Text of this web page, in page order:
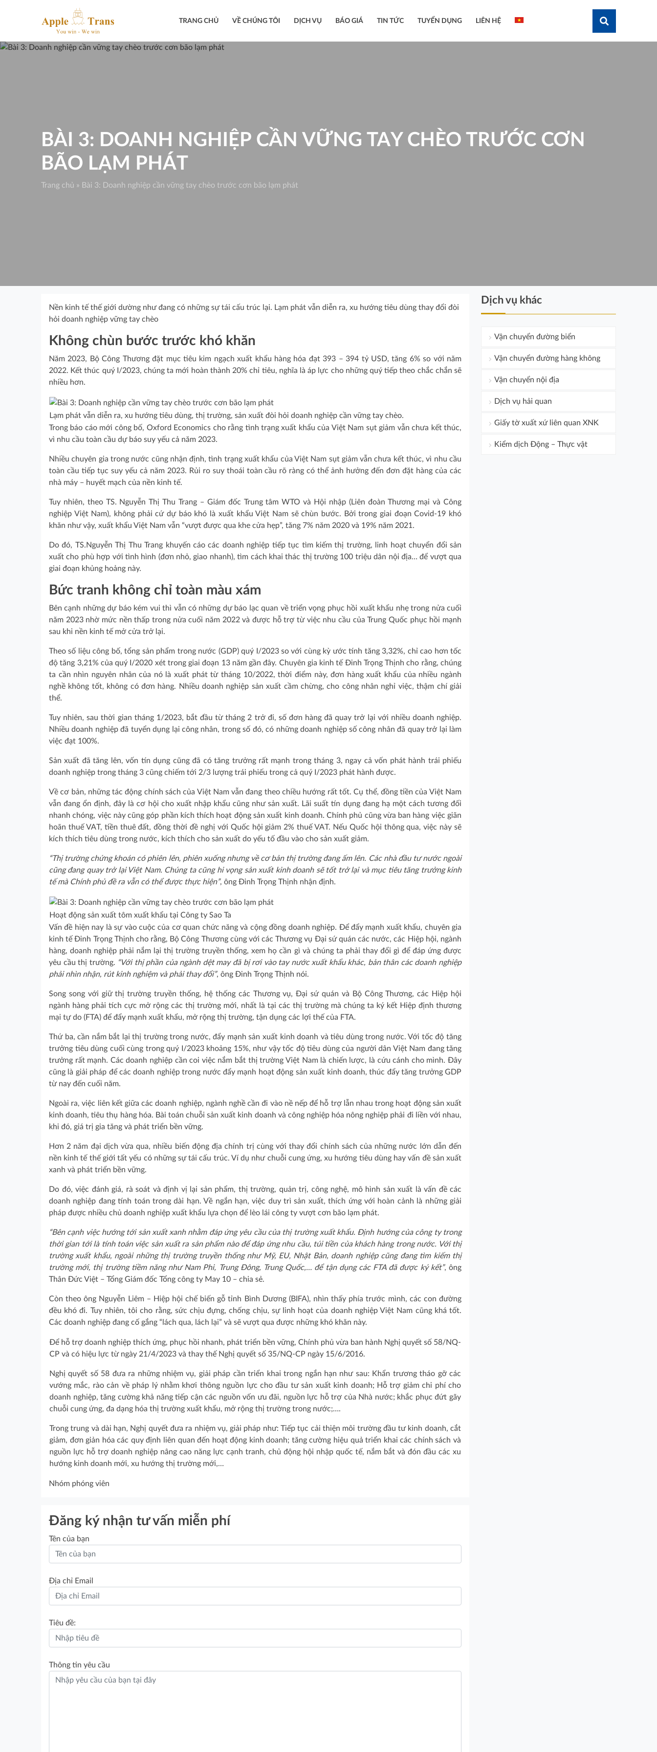
TRANG CHỦ VỀ CHÚNG TÔI DỊCH VỤ BÁO GIÁ TIN TỨC TUYỂN DỤNG LIÊN HỆ
BÀI 3: DOANH NGHIỆP CẦN VỮNG TAY CHÈO TRƯỚC CƠN
BÃO LẠM PHÁT
Trang chủ » Bài 3: Doanh nghiệp cần vững tay chèo trước cơn bão lạm phát
Nền kinh tế thế giới dường như đang có những sự tái cấu trúc lại. Lạm phát vẫn diễn ra, xu hướng tiêu dùng thay đổi đòi
hỏi doanh nghiệp vững tay chèo
Không chùn bước trước khó khăn
Năm 2023, Bộ Công Thương đặt mục tiêu kim ngạch xuất khẩu hàng hóa đạt 393 – 394 tỷ USD, tăng 6% so với năm
2022. Kết thúc quý I/2023, chúng ta mới hoàn thành 20% chỉ tiêu, nghĩa là áp lực cho những quý tiếp theo chắc chắn sẽ
nhiều hơn.
Lạm phát vẫn diễn ra, xu hướng tiêu dùng, thị trường, sản xuất đòi hỏi doanh nghiệp cần vững tay chèo.
Trong báo cáo mới công bố, Oxford Economics cho rằng tình trạng xuất khẩu của Việt Nam sụt giảm vẫn chưa kết thúc,
vì nhu cầu toàn cầu dự báo suy yếu cả năm 2023.
Nhiều chuyên gia trong nước cũng nhận định, tình trạng xuất khẩu của Việt Nam sụt giảm vẫn chưa kết thúc, vì nhu cầu
toàn cầu tiếp tục suy yếu cả năm 2023. Rủi ro suy thoái toàn cầu rõ ràng có thể ảnh hưởng đến đơn đặt hàng của các
nhà máy – huyết mạch của nền kinh tế.
Tuy nhiên, theo TS. Nguyễn Thị Thu Trang – Giám đốc Trung tâm WTO và Hội nhập (Liên đoàn Thương mại và Công
nghiệp Việt Nam), không phải cứ dự báo khó là xuất khẩu Việt Nam sẽ chùn bước. Bởi trong giai đoạn Covid-19 khó
khăn như vậy, xuất khẩu Việt Nam vẫn “vượt được qua khe cửa hẹp”, tăng 7% năm 2020 và 19% năm 2021.
Do đó, TS.Nguyễn Thị Thu Trang khuyến cáo các doanh nghiệp tiếp tục tìm kiếm thị trường, linh hoạt chuyển đổi sản
xuất cho phù hợp với tình hình (đơn nhỏ, giao nhanh), tìm cách khai thác thị trường 100 triệu dân nội địa… để vượt qua
giai đoạn khủng hoảng này.
Bức tranh không chỉ toàn màu xám
Bên cạnh những dự báo kém vui thì vẫn có những dự báo lạc quan về triển vọng phục hồi xuất khẩu nhẹ trong nửa cuối
năm 2023 nhờ mức nền thấp trong nửa cuối năm 2022 và được hỗ trợ từ việc nhu cầu của Trung Quốc phục hồi mạnh
sau khi nền kinh tế mở cửa trở lại.
Theo số liệu công bố, tổng sản phẩm trong nước (GDP) quý I/2023 so với cùng kỳ ước tính tăng 3,32%, chỉ cao hơn tốc
độ tăng 3,21% của quý I/2020 xét trong giai đoạn 13 năm gần đây. Chuyên gia kinh tế Đinh Trọng Thịnh cho rằng, chúng
ta cần nhìn nguyên nhân của nó là xuất phát từ tháng 10/2022, thời điểm này, đơn hàng xuất khẩu của nhiều ngành
nghề không tốt, không có đơn hàng. Nhiều doanh nghiệp sản xuất cầm chừng, cho công nhân nghỉ việc, thậm chí giải
thể.
Tuy nhiên, sau thời gian tháng 1/2023, bắt đầu từ tháng 2 trở đi, số đơn hàng đã quay trở lại với nhiều doanh nghiệp.
Nhiều doanh nghiệp đã tuyển dụng lại công nhân, trong số đó, có những doanh nghiệp số công nhân đã quay trở lại làm
việc đạt 100%.
Sản xuất đã tăng lên, vốn tín dụng cũng đã có tăng trưởng rất mạnh trong tháng 3, ngay cả vốn phát hành trái phiếu
doanh nghiệp trong tháng 3 cũng chiếm tới 2/3 lượng trái phiếu trong cả quý I/2023 phát hành được.
Về cơ bản, những tác động chính sách của Việt Nam vẫn đang theo chiều hướng rất tốt. Cụ thể, đồng tiền của Việt Nam
vẫn đang ổn định, đây là cơ hội cho xuất nhập khẩu cũng như sản xuất. Lãi suất tín dụng đang hạ một cách tương đối
nhanh chóng, việc này cũng góp phần kích thích hoạt động sản xuất kinh doanh. Chính phủ cũng vừa ban hàng việc giãn
hoãn thuế VAT, tiền thuê đất, đồng thời đề nghị với Quốc hội giảm 2% thuế VAT. Nếu Quốc hội thông qua, việc này sẽ
kích thích tiêu dùng trong nước, kích thích cho sản xuất do yếu tố đầu vào cho sản xuất giảm.
“Thị trường chứng khoán có phiên lên, phiên xuống nhưng về cơ bản thị trường đang ấm lên. Các nhà đầu tư nước ngoài
cũng đang quay trở lại Việt Nam. Chúng ta cũng hi vọng sản xuất kinh doanh sẽ tốt trở lại và mục tiêu tăng trưởng kinh
tế mà Chính phủ đề ra vẫn có thể được thực hiện”, ông Đinh Trọng Thịnh nhận định.
Hoạt động sản xuất tôm xuất khẩu tại Công ty Sao Ta
Vấn đề hiện nay là sự vào cuộc của cơ quan chức năng và cộng đồng doanh nghiệp. Để đẩy mạnh xuất khẩu, chuyên gia
kinh tế Đinh Trọng Thịnh cho rằng, Bộ Công Thương cùng với các Thương vụ Đại sứ quán các nước, các Hiệp hội, ngành
hàng, doanh nghiệp phải nắm lại thị trường truyền thống, xem họ cần gì và chúng ta phải thay đổi gì để đáp ứng được
yêu cầu thị trường. “Với thị phần của ngành dệt may đã bị rơi vào tay nước xuất khẩu khác, bản thân các doanh nghiệp
phải nhìn nhận, rút kinh nghiệm và phải thay đổi”, ông Đinh Trọng Thịnh nói.
Song song với giữ thị trường truyền thống, hệ thống các Thương vụ, Đại sứ quán và Bộ Công Thương, các Hiệp hội
ngành hàng phải tích cực mở rộng các thị trường mới, nhất là tại các thị trường mà chúng ta ký kết Hiệp định thương
mại tự do (FTA) để đẩy mạnh xuất khẩu, mở rộng thị trường, tận dụng các lợi thế của FTA.
Thứ ba, cần nắm bắt lại thị trường trong nước, đẩy mạnh sản xuất kinh doanh và tiêu dùng trong nước. Với tốc độ tăng
trưởng tiêu dùng cuối cùng trong quý I/2023 khoảng 15%, như vậy tốc độ tiêu dùng của người dân Việt Nam đang tăng
trưởng rất mạnh. Các doanh nghiệp cần coi việc nắm bắt thị trường Việt Nam là chiến lược, là cứu cánh cho mình. Đây
cũng là giải pháp để các doanh nghiệp trong nước đẩy mạnh hoạt động sản xuất kinh doanh, thúc đẩy tăng trưởng GDP
từ nay đến cuối năm.
Ngoài ra, việc liên kết giữa các doanh nghiệp, ngành nghề cần đi vào nề nếp để hỗ trợ lẫn nhau trong hoạt động sản xuất
kinh doanh, tiêu thụ hàng hóa. Bài toán chuỗi sản xuất kinh doanh và công nghiệp hóa nông nghiệp phải đi liền với nhau,
khi đó, giá trị gia tăng và phát triển bền vững.
Hơn 2 năm đại dịch vừa qua, nhiều biến động địa chính trị cùng với thay đổi chính sách của những nước lớn dẫn đến
nền kinh tế thế giới tất yếu có những sự tái cấu trúc. Ví dụ như chuỗi cung ứng, xu hướng tiêu dùng hay vấn đề sản xuất
xanh và phát triển bền vững.
Do đó, việc đánh giá, rà soát và định vị lại sản phẩm, thị trường, quản trị, công nghệ, mô hình sản xuất là vấn đề các
doanh nghiệp đang tính toán trong dài hạn. Về ngắn hạn, việc duy trì sản xuất, thích ứng với hoàn cảnh là những giải
pháp được nhiều chủ doanh nghiệp xuất khẩu lựa chọn để lèo lái công ty vượt cơn bão lạm phát.
“Bên cạnh việc hướng tới sản xuất xanh nhằm đáp ứng yêu cầu của thị trường xuất khẩu. Định hướng của công ty trong
thời gian tới là tính toán việc sản xuất ra sản phẩm nào để đáp ứng nhu cầu, túi tiền của khách hàng trong nước. Với thị
trường xuất khẩu, ngoài những thị trường truyền thống như Mỹ, EU, Nhật Bản, doanh nghiệp cũng đang tìm kiếm thị
trường mới, thị trường tiềm năng như Nam Phi, Trung Đông, Trung Quốc,… để tận dụng các FTA đã được ký kết”, ông
Thân Đức Việt – Tổng Giám đốc Tổng công ty May 10 – chia sẻ.
Còn theo ông Nguyễn Liêm – Hiệp hội chế biến gỗ tỉnh Bình Dương (BIFA), nhìn thấy phía trước mình, các con đường
đều khó đi. Tuy nhiên, tôi cho rằng, sức chịu đựng, chống chịu, sự linh hoạt của doanh nghiệp Việt Nam cũng khá tốt.
Các doanh nghiệp đang cố gắng “lách qua, lách lại” và sẽ vượt qua được những khó khăn này.
Để hỗ trợ doanh nghiệp thích ứng, phục hồi nhanh, phát triển bền vững, Chính phủ vừa ban hành Nghị quyết số 58/NQ-
CP và có hiệu lực từ ngày 21/4/2023 và thay thế Nghị quyết số 35/NQ-CP ngày 15/6/2016.
Nghị quyết số 58 đưa ra những nhiệm vụ, giải pháp cần triển khai trong ngắn hạn như sau: Khẩn trương tháo gỡ các
vướng mắc, rào cản về pháp lý nhằm khơi thông nguồn lực cho đầu tư sản xuất kinh doanh; Hỗ trợ giảm chi phí cho
doanh nghiệp, tăng cường khả năng tiếp cận các nguồn vốn ưu đãi, nguồn lực hỗ trợ của Nhà nước; khắc phục đứt gãy
chuỗi cung ứng, đa dạng hóa thị trường xuất khẩu, mở rộng thị trường trong nước;….
Trong trung và dài hạn, Nghị quyết đưa ra nhiệm vụ, giải pháp như: Tiếp tục cải thiện môi trường đầu tư kinh doanh, cắt
giảm, đơn giản hóa các quy định liên quan đến hoạt động kinh doanh; tăng cường hiệu quả triển khai các chính sách và
nguồn lực hỗ trợ doanh nghiệp nâng cao năng lực cạnh tranh, chủ động hội nhập quốc tế, nắm bắt và đón đầu các xu
hướng kinh doanh mới, xu hướng thị trường mới,…
Nhóm phóng viên
Đăng ký nhận tư vấn miễn phí
Tên của bạn
Địa chỉ Email
Tiêu đề:
Thông tin yêu cầu
Dịch vụ khác
Vận chuyển đường biển
Vận chuyển đường hàng không
Vận chuyển nội địa
Dịch vụ hải quan
Giấy tờ xuất xứ liên quan XNK
Kiểm dịch Động – Thực vật